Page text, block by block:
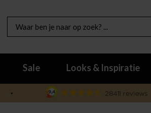
Sale Looks & Inspiratie